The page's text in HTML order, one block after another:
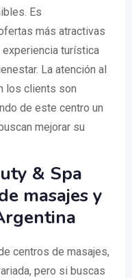
Es
más atractivas
experiencia turística
La atención al
los clients son
de este centro un
mejorar su
& Spa
masajes y
centros de masajes,
pero si buscas